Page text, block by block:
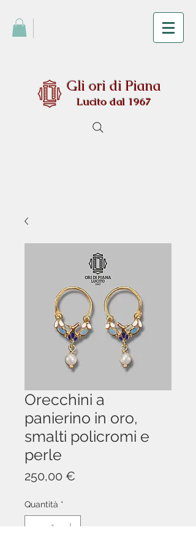
Gli ori di Piana
Lucito dal 1967
Orecchini a
panierino in oro,
smalti policromi e
perle
250,00 €
Quantità *